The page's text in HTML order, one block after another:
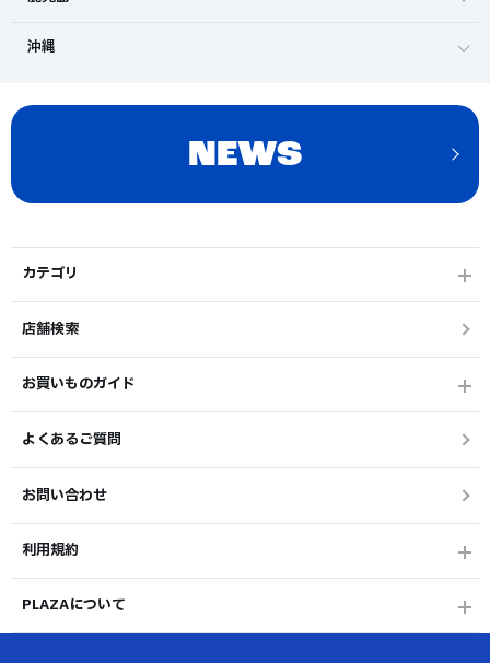
沖縄
NEWS
カテゴリ
店舗検索
お買いものガイド
よくあるご質問
お問い合わせ
利用規約
PLAZAについて